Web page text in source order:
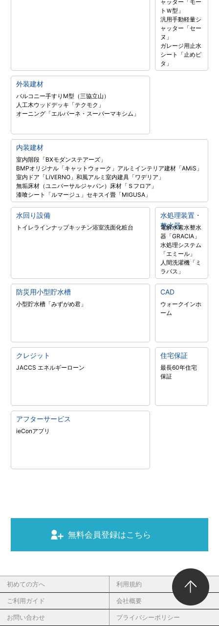
ャッター「モー
トＷ型」
汎用手動軽量シ
ャッター「セー
ヌ」
ガレージ用止水
シート「止めピ
タ」
外装建材
バルコニー手すりM型（三協立山）
人工木ウッドデッキ「テクモク」
オーニング「エルバーネ・スーパーマキシム」
内装建材
室内階段「BXモダンステアーズ」
BMPオリジナル「キャットウォーク」 アルミインテリア建材「AMiS」
室内ドア「LiVERNO」和風アルミ室内建具「ワデリア」
無垢床材（ユニバーサルジャパン） 床材「Ｓフロア」
漆喰シート「ルマージュ」セキスイ畳「MIGUSA」
水回り設備
トイレラインナップキッチン浴室洗面化粧台
水処理装置・
整水器
電解水素水整水
器「GRACIA」
水処理システム
「エミール」
人間洗濯機「ミ
ラバス」
防災用小型貯水槽
小型貯水槽「みずがめ君」
CAD
ウォークインホ
ーム
クレジット
JACCS エネルギーローン
住宅保証
最長60年住宅
保証
アフターサービス
ieConアプリ
無料会員登録はこちら
初めての方へ 利用規約
ご利用ガイド 会社概要
お問い合わせ プライバシーポリシー